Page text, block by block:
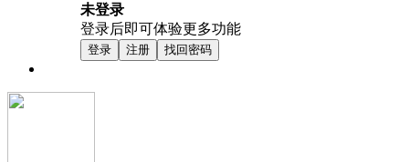
未登录
登录后即可体验更多功能
登录 注册 找回密码